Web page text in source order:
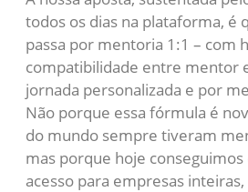
todos os dias na plataforma, é
passa por mentoria 1:1 – com
compatibilidade entre mentor
jornada personalizada e por
Não porque essa fórmula é
do mundo sempre tiveram
mas porque hoje
acesso para empresas inteiras,